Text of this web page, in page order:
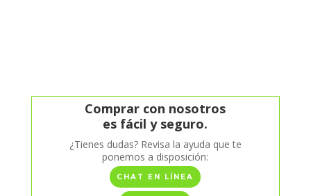
Comprar con nosotros
es fácil y seguro.
¿Tienes dudas? Revisa la ayuda que te
ponemos a disposición:
CHAT EN LÍNEA